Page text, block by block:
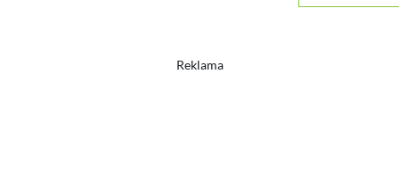
Reklama